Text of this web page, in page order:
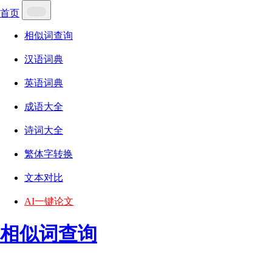
首页
相似词查询
汉语词典
英语词典
成语大全
诗词大全
繁体字转换
文本对比
AI一键论文
相似词查询